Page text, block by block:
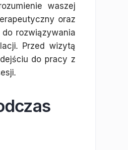
waszej
oraz
rozwiązywania
Przed wizytą
do pracy z